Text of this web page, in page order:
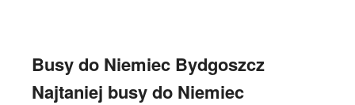
Busy do Niemiec Bydgoszcz
Najtaniej busy do Niemiec